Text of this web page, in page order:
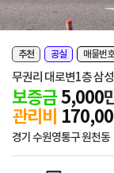
추천 공실 매물번
무권리 대로변1층 삼
보증금5,000
관리비
경기 수원영통구 원천동